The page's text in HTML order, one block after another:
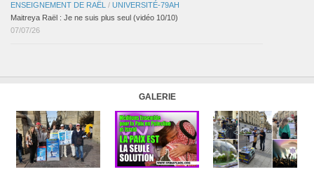
ENSEIGNEMENT DE RAËL / UNIVERSITÉ-79AH
Maitreya Raël : Je ne suis plus seul (vidéo 10/10)
07/07/26
GALERIE